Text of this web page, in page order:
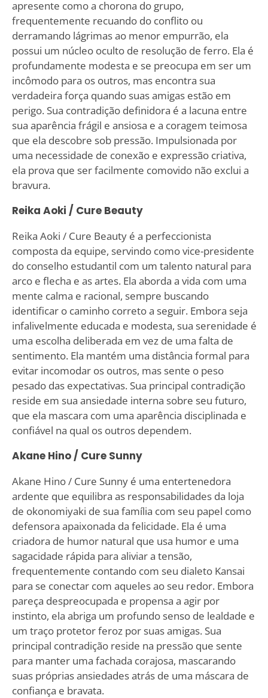
apresente como a chorona do grupo,
frequentemente recuando do conflito ou
derramando lágrimas ao menor empurrão, ela
possui um núcleo oculto de resolução de ferro. Ela é
profundamente modesta e se preocupa em ser um
incômodo para os outros, mas encontra sua
verdadeira força quando suas amigas estão em
perigo. Sua contradição definidora é a lacuna entre
sua aparência frágil e ansiosa e a coragem teimosa
que ela descobre sob pressão. Impulsionada por
uma necessidade de conexão e expressão criativa,
ela prova que ser facilmente comovido não exclui a
bravura.
Reika Aoki / Cure Beauty
Reika Aoki / Cure Beauty é a perfeccionista
composta da equipe, servindo como vice-presidente
do conselho estudantil com um talento natural para
arco e flecha e as artes. Ela aborda a vida com uma
mente calma e racional, sempre buscando
identificar o caminho correto a seguir. Embora seja
infalivelmente educada e modesta, sua serenidade é
uma escolha deliberada em vez de uma falta de
sentimento. Ela mantém uma distância formal para
evitar incomodar os outros, mas sente o peso
pesado das expectativas. Sua principal contradição
reside em sua ansiedade interna sobre seu futuro,
que ela mascara com uma aparência disciplinada e
confiável na qual os outros dependem.
Akane Hino / Cure Sunny
Akane Hino / Cure Sunny é uma entertenedora
ardente que equilibra as responsabilidades da loja
de okonomiyaki de sua família com seu papel como
defensora apaixonada da felicidade. Ela é uma
criadora de humor natural que usa humor e uma
sagacidade rápida para aliviar a tensão,
frequentemente contando com seu dialeto Kansai
para se conectar com aqueles ao seu redor. Embora
pareça despreocupada e propensa a agir por
instinto, ela abriga um profundo senso de lealdade e
um traço protetor feroz por suas amigas. Sua
principal contradição reside na pressão que sente
para manter uma fachada corajosa, mascarando
suas próprias ansiedades atrás de uma máscara de
confiança e bravata.